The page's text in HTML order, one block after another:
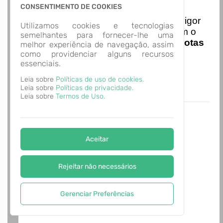
CONSENTIMENTO DE COOKIES
Utilizamos cookies e tecnologias
semelhantes para fornecer-lhe uma
melhor experiência de navegação, assim
como providenciar alguns recursos
essenciais.
Leia sobre Políticas de uso de cookies.
Leia sobre Políticas de privacidade.
Leia sobre Termos de Uso.
Aceitar
Rejeitar não necessários
Gerenciar Preferências
Nota Nacional
Iniciando em 01/01/2026
entra em vigor
a obrigatoriedade de integração com o
Ambiente de Dados Nacional das
Notas
de Serviço Eletrônicas
com isso
entraram em vigor
acesse o link abaixo e saiba mais.
Autoatendimento - MUNICÍPIO DE
ALVORADA